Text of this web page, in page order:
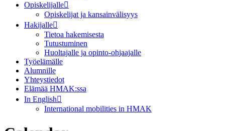
Opiskelijalle
Opiskelijat ja kansainvälisyys
Hakijalle
Tietoa hakemisesta
Tutustuminen
Huoltajalle ja opinto-ohjaajalle
Työelämälle
Alumnille
Yhteystiedot
Elämää HMAK:ssa
In English
International mobilities in HMAK